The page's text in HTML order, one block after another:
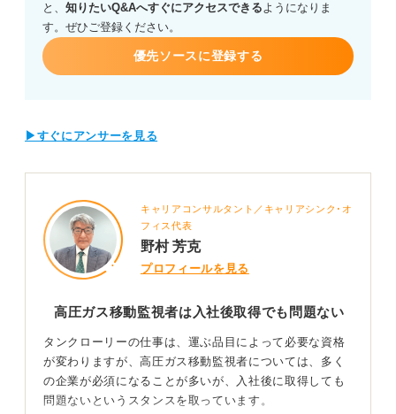
と、 知りたいQ&Aへすぐにアクセスできるようになりま
す。ぜひご登録ください。
優先ソースに登録する
▶すぐにアンサーを見る
キャリアコンサルタント／キャリアシンク･オ
フィス代表
野村 芳克
プロフィールを見る
高圧ガス移動監視者は入社後取得でも問題ない
タンクローリーの仕事は、運ぶ品目によって必要な資格
が変わりますが、高圧ガス移動監視者については、多く
の企業が必須になることが多いが、入社後に取得しても
問題ないというスタンスを取っています。